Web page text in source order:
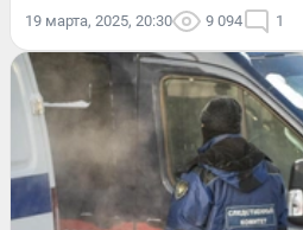
19 марта, 2025, 20:30 9 094 1